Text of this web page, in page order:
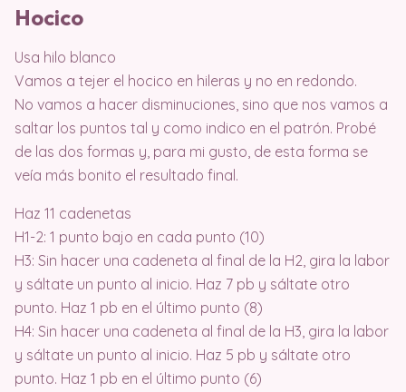
Hocico
Usa hilo blanco
Vamos a tejer el hocico en hileras y no en redondo.
No vamos a hacer disminuciones, sino que nos vamos a
saltar los puntos tal y como indico en el patrón. Probé
de las dos formas y, para mi gusto, de esta forma se
veía más bonito el resultado final.
Haz 11 cadenetas
H1-2: 1 punto bajo en cada punto (10)
H3: Sin hacer una cadeneta al final de la H2, gira la labor
y sáltate un punto al inicio. Haz 7 pb y sáltate otro
punto. Haz 1 pb en el último punto (8)
H4: Sin hacer una cadeneta al final de la H3, gira la labor
y sáltate un punto al inicio. Haz 5 pb y sáltate otro
punto. Haz 1 pb en el último punto (6)